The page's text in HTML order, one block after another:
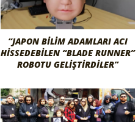
“JAPON BILIM ADAMLARI ACI
HISSEDEBILEN “BLADE RUNNER”
ROBOTU GELIŞTIRDILER”